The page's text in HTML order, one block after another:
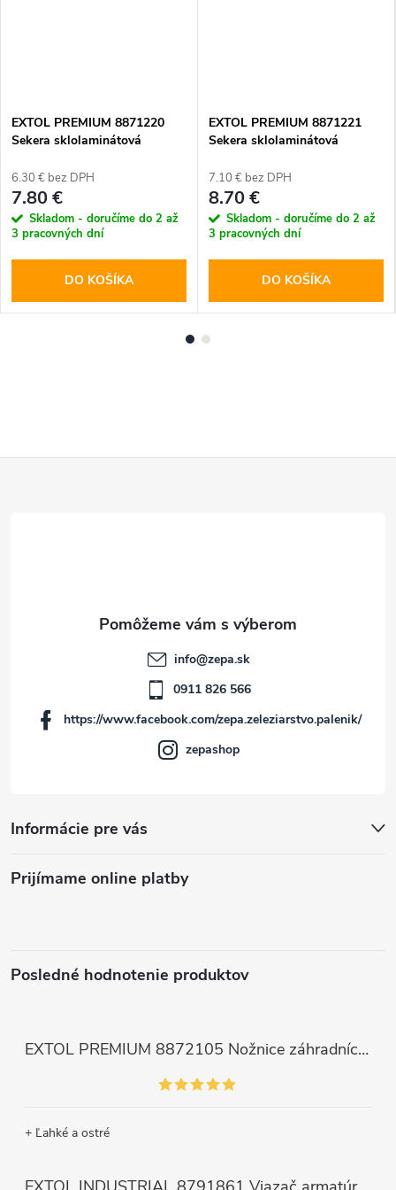
EXTOL PREMIUM 8871220
Sekera sklolaminátová
360mm
6.30 € bez DPH
7.80 €
Skladom - doručíme do 2 až
3 pracovných dní
DO KOŠÍKA
EXTOL PREMIUM 8871221
Sekera sklolaminátová
370mm
7.10 € bez DPH
8.70 €
Skladom - doručíme do 2 až
3 pracovných dní
DO KOŠÍKA
Informácie pre vás
info@zepa.sk
0911 826 566
https://www.facebook.com/zepa.zeleziarstvo.palenik/
zepashop
Prijímame online platby
Posledné hodnotenie produktov
EXTOL PREMIUM 8872105 Nožnice záhradnícke dlhé úzke, 200mm, max. prestrih Ø6mm
+ Ľahké a ostré